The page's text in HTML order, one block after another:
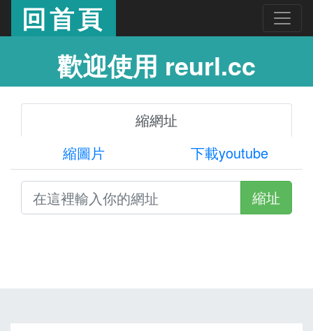
回首頁
歡迎使用 reurl.cc
縮網址
縮圖片
下載youtube
縮址